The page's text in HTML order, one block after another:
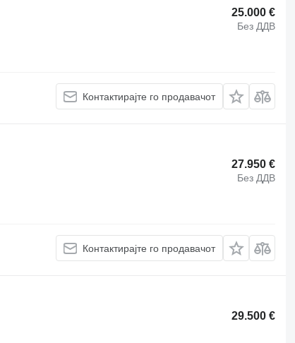
25.000 €
Без ДДВ
Контактирајте го продавачот
27.950 €
Без ДДВ
Контактирајте го продавачот
29.500 €